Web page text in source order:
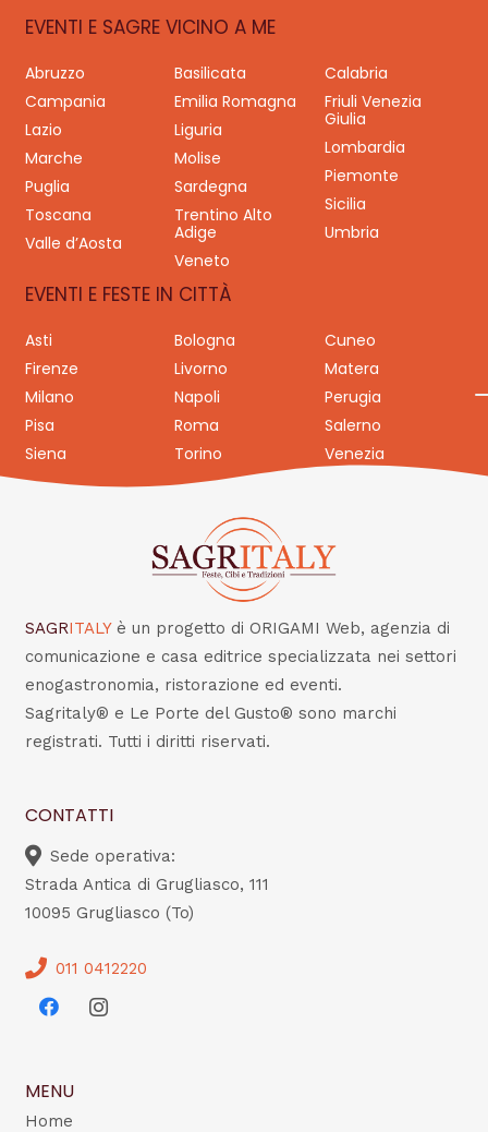
EVENTI E SAGRE VICINO A ME
Abruzzo Basilicata
Calabria
Campania
Emilia Romagna
Friuli Venezia
Giulia
Lazio
Liguria
Lombardia
Marche
Molise
Piemonte
Puglia
Sardegna
Sicilia
Toscana
Trentino Alto
Adige
Umbria
Valle d’Aosta
Veneto
EVENTI E FESTE IN CITTÀ
Asti Bologna
Cuneo
Firenze
Livorno
Matera
Milano
Napoli
Perugia
Pisa
Roma
Salerno
Siena
Torino Venezia
SAGRITALY è un progetto di ORIGAMI Web, agenzia di
comunicazione e casa editrice specializzata nei settori
enogastronomia, ristorazione ed eventi.
Sagritaly® e Le Porte del Gusto® sono marchi
registrati. Tutti i diritti riservati.
CONTATTI
Sede operativa:
Strada Antica di Grugliasco, 111
10095 Grugliasco (To)
011 0412220
MENU
Home